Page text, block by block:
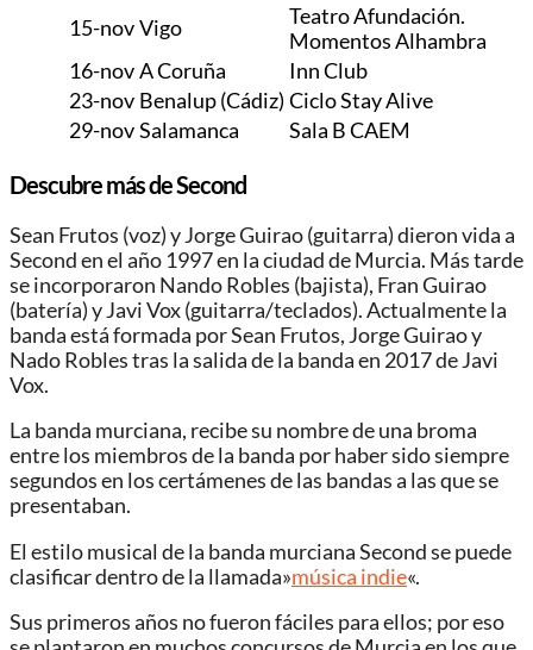
15-novVigo
Teatro Afundación.
Momentos Alhambra
16-novA Coruña
Inn Club
23-nov Benalup (Cádiz) Ciclo Stay Alive
29-novSalamanca Sala B CAEM
Descubre más de Second
Sean Frutos (voz) y Jorge Guirao (guitarra) dieron vida a
Second en el año 1997 en la ciudad de Murcia. Más tarde
se incorporaron Nando Robles (bajista), Fran Guirao
(batería) y Javi Vox (guitarra/teclados). Actualmente la
banda está formada por Sean Frutos, Jorge Guirao y
Nado Robles tras la salida de la banda en 2017 de Javi
Vox.
La banda murciana, recibe su nombre de una broma
entre los miembros de la banda por haber sido siempre
segundos en los certámenes de las bandas a las que se
presentaban.
El estilo musical de la banda murciana Second se puede
clasificar dentro de la llamada»música indie«.
Sus primeros años no fueron fáciles para ellos; por eso